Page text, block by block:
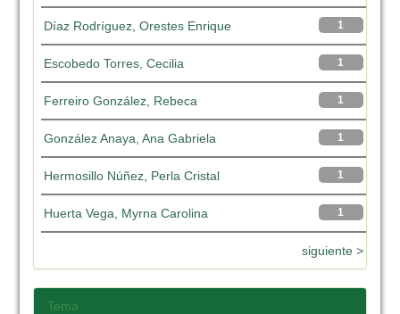
1
Díaz Rodríguez, Orestes Enrique
1
Escobedo Torres, Cecilia
1
Ferreiro González, Rebeca
1
González Anaya, Ana Gabriela
1
Hermosillo Núñez, Perla Cristal
1
Huerta Vega, Myrna Carolina
siguiente >
Tema